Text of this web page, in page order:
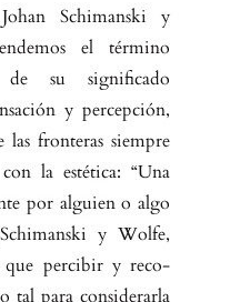
Schimanski y
el término
de su significado
y percepción,
fronteras siempre
la estética: “Una
por alguien o algo
y Wolfe,
que percibir y reco­
tal para considerarla